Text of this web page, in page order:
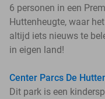
6 personen in een
Huttenheugte, waar
altijd iets nieuws te
in eigen land!
Center Parcs De
Dit park is een